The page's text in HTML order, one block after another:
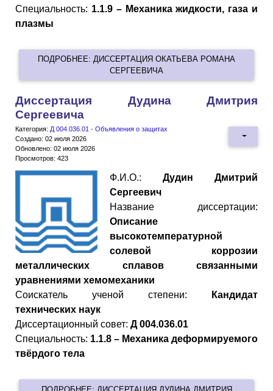
Специальность: 1.1.9 – Механика жидкости, газа и
плазмы
ПОДРОБНЕЕ: ДИССЕРТАЦИЯ ОКАТЬЕВА РОМАНА
СЕРГЕЕВИЧА
Диссертация Дудина Дмитрия
Сергеевича
Категория: Д 004.036.01 - Объявления о защитах
Создано: 02 июля 2026
Обновлено: 02 июля 2026
Просмотров: 423
Ф.И.О.: Дудин Дмитрий
Сергеевич
Название диссертации:
Описание
высокотемпературной
солевой коррозии
металлических сплавов связанными
уравнениями хемомеханики
Cоискатель ученой степени: Кандидат
технических наук
Диссертационный совет: Д 004.036.01
Специальность: 1.1.8 – Механика деформируемого
твёрдого тела